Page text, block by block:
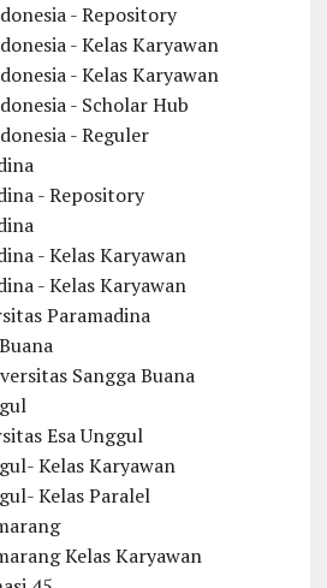
- Repository
- Kelas Karyawan
- Kelas Karyawan
- Scholar Hub
- Reguler
- Repository
- Kelas Karyawan
- Kelas Karyawan
Paramadina
Sangga Buana
Esa Unggul
Kelas Karyawan
Kelas Paralel
Kelas Karyawan